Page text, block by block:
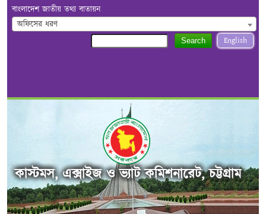
বাংলাদেশ জাতীয় তথ্য বাতায়ন
অফিসের ধরণ
English
Search
কাস্টমস, এক্সাইজ ও ভ্যাট কমিশনারেট, চট্টগ্রাম